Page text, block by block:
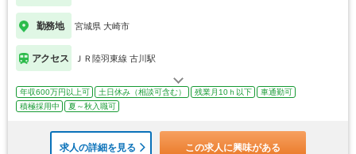
勤務地 宮城県 大崎市
アクセス ＪＲ陸羽東線 古川駅
年収600万円以上可 土日休み（相談可含む） 残業月10ｈ以下
車通勤可
積極採用中
夏～秋入職可
求人の詳細を見る この求人に興味がある